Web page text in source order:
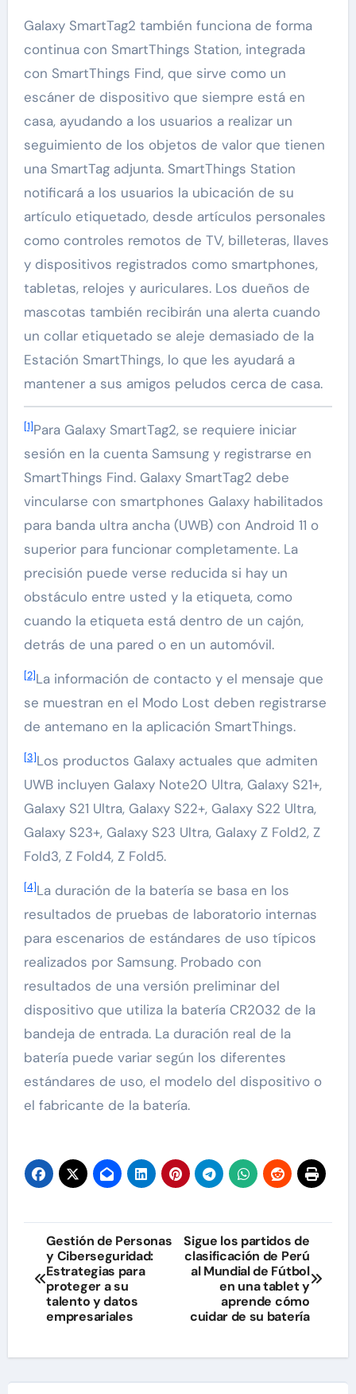
Galaxy SmartTag2 también funciona de forma
continua con SmartThings Station, integrada
con SmartThings Find, que sirve como un
escáner de dispositivo que siempre está en
casa, ayudando a los usuarios a realizar un
seguimiento de los objetos de valor que tienen
una SmartTag adjunta. SmartThings Station
notificará a los usuarios la ubicación de su
artículo etiquetado, desde artículos personales
como controles remotos de TV, billeteras, llaves
y dispositivos registrados como smartphones,
tabletas, relojes y auriculares. Los dueños de
mascotas también recibirán una alerta cuando
un collar etiquetado se aleje demasiado de la
Estación SmartThings, lo que les ayudará a
mantener a sus amigos peludos cerca de casa.
[1]Para Galaxy SmartTag2, se requiere iniciar
sesión en la cuenta Samsung y registrarse en
SmartThings Find. Galaxy SmartTag2 debe
vincularse con smartphones Galaxy habilitados
para banda ultra ancha (UWB) con Android 11 o
superior para funcionar completamente. La
precisión puede verse reducida si hay un
obstáculo entre usted y la etiqueta, como
cuando la etiqueta está dentro de un cajón,
detrás de una pared o en un automóvil.
[2]La información de contacto y el mensaje que
se muestran en el Modo Lost deben registrarse
de antemano en la aplicación SmartThings.
[3]Los productos Galaxy actuales que admiten
UWB incluyen Galaxy Note20 Ultra, Galaxy S21+,
Galaxy S21 Ultra, Galaxy S22+, Galaxy S22 Ultra,
Galaxy S23+, Galaxy S23 Ultra, Galaxy Z Fold2, Z
Fold3, Z Fold4, Z Fold5.
[4]La duración de la batería se basa en los
resultados de pruebas de laboratorio internas
para escenarios de estándares de uso típicos
realizados por Samsung. Probado con
resultados de una versión preliminar del
dispositivo que utiliza la batería CR2032 de la
bandeja de entrada. La duración real de la
batería puede variar según los diferentes
estándares de uso, el modelo del dispositivo o
el fabricante de la batería.
Navegación
de
entradas
Gestión de Personas
y Ciberseguridad:
Estrategias para
proteger a su
talento y datos
empresariales
Sigue los partidos de
clasificación de Perú
al Mundial de Fútbol
en una tablet y
aprende cómo
cuidar de su batería